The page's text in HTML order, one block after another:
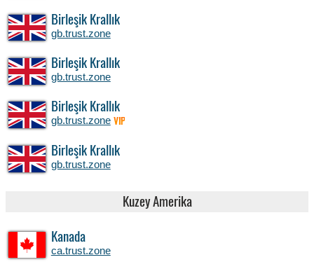
Birleşik Krallık
gb.trust.zone
Birleşik Krallık
gb.trust.zone
Birleşik Krallık
gb.trust.zone VIP
Birleşik Krallık
gb.trust.zone
Kuzey Amerika
Kanada
ca.trust.zone